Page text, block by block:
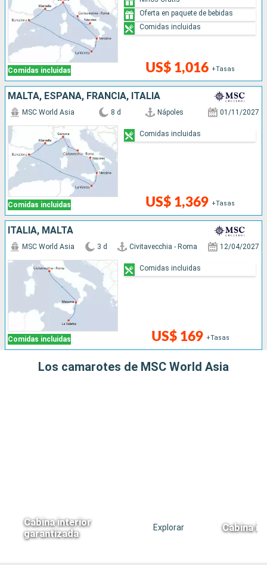
Comidas incluidas US$ 1,016 +Tasas
Oferta en paquete de bebidas
Comidas incluidas
MALTA, ESPAÑA, FRANCIA, ITALIA
Comidas incluidas
MSC World Asia 8 d Nápoles 01/11/2027
US$ 1,369 +Tasas
Comidas incluidas
ITALIA, MALTA
Comidas incluidas
MSC World Asia 3 d Civitavecchia - Roma 12/04/2027
US$ 169 +Tasas
Comidas incluidas
Los camarotes de MSC World Asia
Cabina interior
garantizada
Explorar Cabina